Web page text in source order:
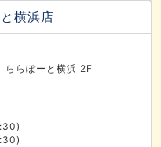
横浜店
らぽーと横浜 2F